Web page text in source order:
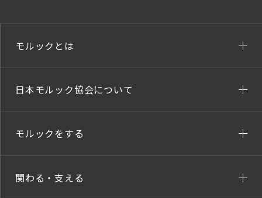
モルックとは
日本モルック協会について
モルックをする
関わる・支える